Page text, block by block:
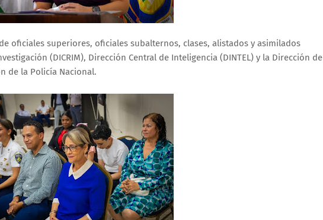
oficiales superiores, oficiales subalternos, clases, alistados y asimilados
(DICRIM), Dirección Central de Inteligencia (DINTEL) y la Dirección de
de la Policía Nacional.